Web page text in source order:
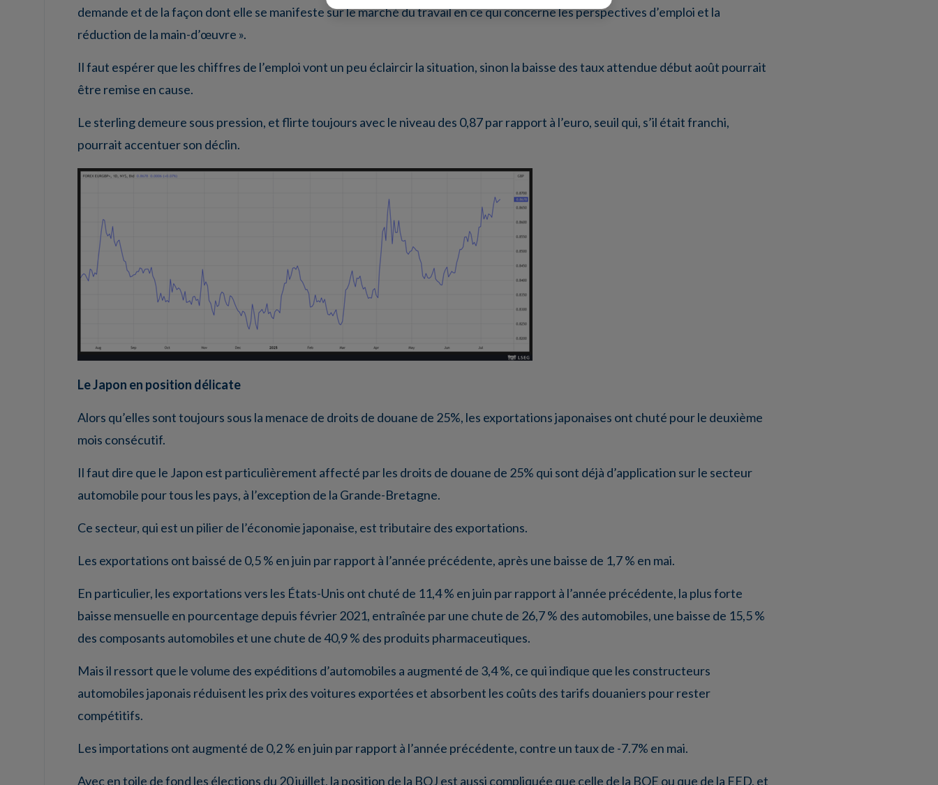
demande et de la façon dont elle se manifeste sur le marché du travail en ce qui concerne les perspectives d’emploi et la
réduction de la main-d’œuvre ».
Il faut espérer que les chiffres de l’emploi vont un peu éclaircir la situation, sinon la baisse des taux attendue début août pourrait
être remise en cause.
Le sterling demeure sous pression, et flirte toujours avec le niveau des 0,87 par rapport à l’euro, seuil qui, s’il était franchi,
pourrait accentuer son déclin.
Le Japon en position délicate
Alors qu’elles sont toujours sous la menace de droits de douane de 25%, les exportations japonaises ont chuté pour le deuxième
mois consécutif.
Il faut dire que le Japon est particulièrement affecté par les droits de douane de 25% qui sont déjà d’application sur le secteur
automobile pour tous les pays, à l’exception de la Grande-Bretagne.
Ce secteur, qui est un pilier de l’économie japonaise, est tributaire des exportations.
Les exportations ont baissé de 0,5 % en juin par rapport à l’année précédente, après une baisse de 1,7 % en mai.
En particulier, les exportations vers les États-Unis ont chuté de 11,4 % en juin par rapport à l’année précédente, la plus forte
baisse mensuelle en pourcentage depuis février 2021, entraînée par une chute de 26,7 % des automobiles, une baisse de 15,5 %
des composants automobiles et une chute de 40,9 % des produits pharmaceutiques.
Mais il ressort que le volume des expéditions d’automobiles a augmenté de 3,4 %, ce qui indique que les constructeurs
automobiles japonais réduisent les prix des voitures exportées et absorbent les coûts des tarifs douaniers pour rester
compétitifs.
Les importations ont augmenté de 0,2 % en juin par rapport à l’année précédente, contre un taux de -7.7% en mai.
Avec en toile de fond les élections du 20 juillet, la position de la BOJ est aussi compliquée que celle de la BOE ou que de la FED, et